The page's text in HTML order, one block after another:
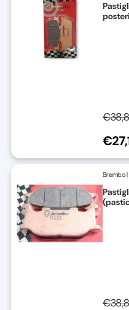
Brembo|